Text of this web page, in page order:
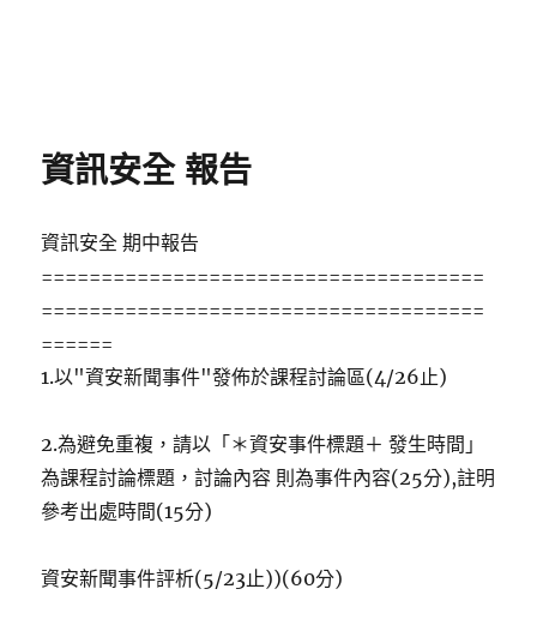
資訊安全 報告
資訊安全 期中報告
=====================================
=====================================
======
1.以"資安新聞事件"發佈於課程討論區(4/26止)
2.為避免重複，請以「＊資安事件標題＋ 發生時間」
為課程討論標題，討論內容 則為事件內容(25分),註明
參考出處時間(15分)
資安新聞事件評析(5/23止))(60分)